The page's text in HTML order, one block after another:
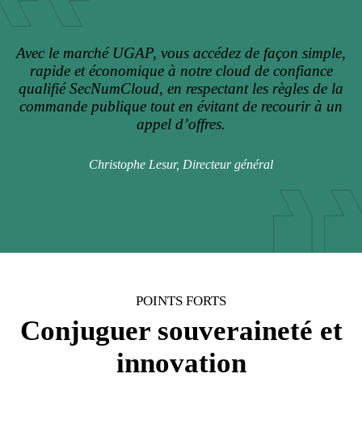
Avec le marché UGAP, vous accédez de façon simple,
rapide et économique à notre cloud de confiance
qualifié SecNumCloud, en respectant les règles de la
commande publique tout en évitant de recourir à un
appel d’offres.
Christophe Lesur, Directeur général
POINTS FORTS
Conjuguer souveraineté et
innovation